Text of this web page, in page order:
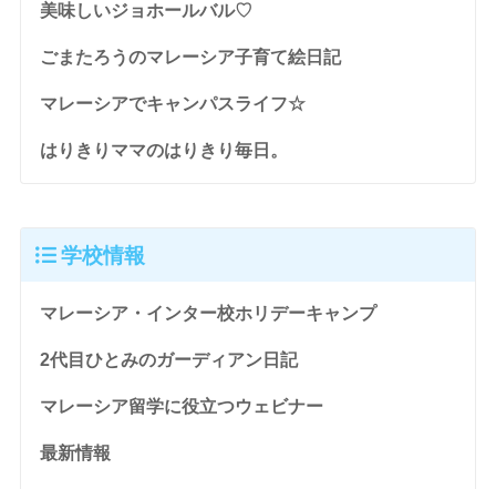
美味しいジョホールバル♡
ごまたろうのマレーシア子育て絵日記
マレーシアでキャンパスライフ☆
はりきりママのはりきり毎日。
学校情報
マレーシア・インター校ホリデーキャンプ
2代目ひとみのガーディアン日記
マレーシア留学に役立つウェビナー
最新情報